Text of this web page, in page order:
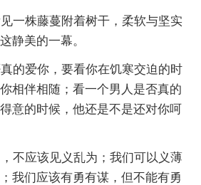
一株藤蔓附着树干，柔软与坚实
静美的一幕。
的爱你，要看你在饥寒交迫的时
相伴相随；看一个男人是否真的
意的时候，他还是不是还对你呵
不应该见义乱为；我们可以义薄
我们应该有勇有谋，但不能有勇